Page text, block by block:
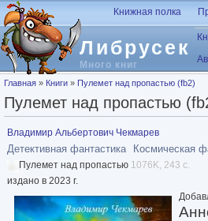
Перейти к основному содержанию
Либрусек
Много книг
Книжная полка
Вы здесь
Главная » Книги » Пулемет над пропастью (fb2)
Пулемет над пропастью
Владимир Альбертович Чекмарев
Детективная фантастика Космическая
Пулемет над пропастью 1076K, 243 с.
издано в 2023 г.